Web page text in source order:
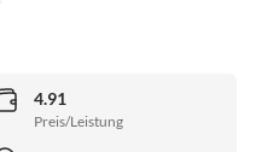
4.91
Preis/Leistung